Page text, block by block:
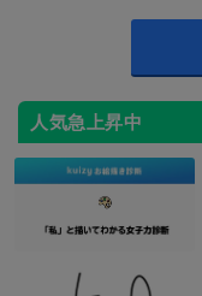
人気急上昇中